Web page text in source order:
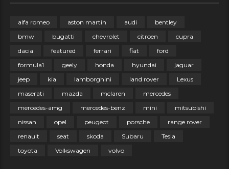
alfa romeo aston martin audi
bentley
bmw
bugatti chevrolet citroen
cupra
dacia
featured ferrari fiat
ford
formula1
geely honda hyundai
jaguar
jeep
kia lamborghini land rover
Lexus
maserati
mazda mclaren
mercedes
mercedes-amg
mercedes-benz mini
mitsubishi
nissan
opel peugeot porsche
range rover
renault
seat skoda Subaru
Tesla
toyota
Volkswagen volvo